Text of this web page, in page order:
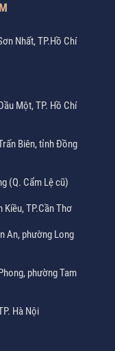
Nhất, TP.Hồ Chí
Một, TP. Hồ Chí
Biên, tỉnh Đồng
(Q. Cẩm Lệ cũ)
Kiều, TP.Cần Thơ
An, phường Long
phường Tam
Hà Nội